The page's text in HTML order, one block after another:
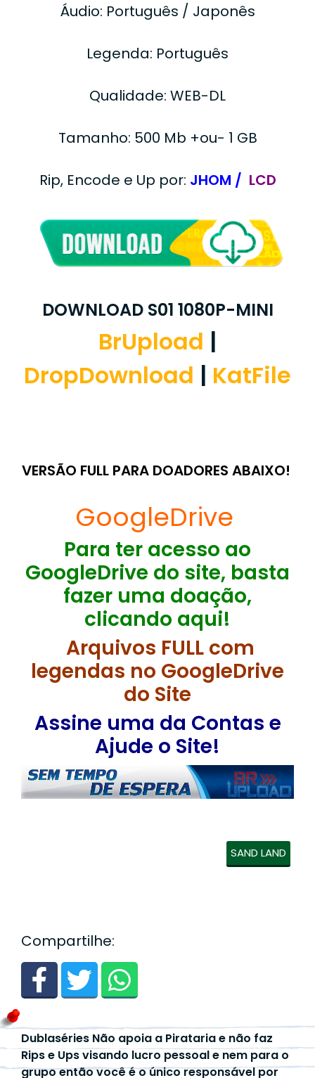
Áudio: Português / Japonês
Legenda: Português
Qualidade: WEB-DL
Tamanho: 500 Mb +ou- 1 GB
Rip, Encode e Up por: JHOM / LCD
DOWNLOAD S01 1080P-MINI
BrUpload |
DropDownload | KatFile
VERSÃO FULL PARA DOADORES ABAIXO!
GoogleDrive
Para ter acesso ao
GoogleDrive do site, basta
fazer uma doação,
clicando aqui!
Arquivos FULL com
legendas no GoogleDrive
do Site
Assine uma da Contas e
Ajude o Site!
SAND LAND
Compartilhe:
Dublaséries Não apoia a Pirataria e não faz
Rips e Ups visando lucro pessoal e nem para o
grupo então você é o único responsável por